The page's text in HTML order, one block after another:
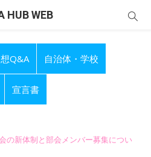
HUB WEB
Q&A 自治体・学校
宣言書
の新体制と部会メンバー募集につい